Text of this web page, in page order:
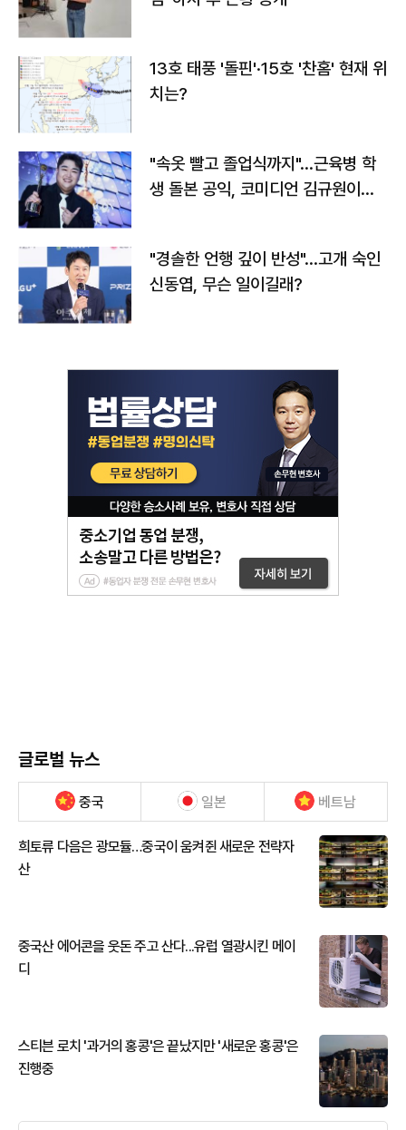
13호 태풍 '돌핀'·15호 '찬홈' 현재 위
치는?
"속옷 빨고 졸업식까지"…근육병 학
생 돌본 공익, 코미디언 김규원이었
"경솔한 언행 깊이 반성"…고개 숙인
신동엽, 무슨 일이길래?
글로벌 뉴스
중국 일본 베트남
희토류 다음은 광모듈…중국이 움켜쥔 새로운 전략자
산
중국산 에어콘을 웃돈 주고 산다...유럽 열광시킨 메이
디
스티븐 로치 '과거의 홍콩'은 끝났지만 '새로운 홍콩'은
진행중